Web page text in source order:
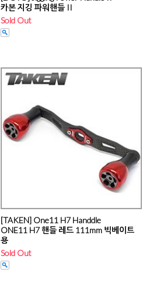
카본지깅 파워핸들 II
Sold Out
[TAKEN] One11 H7 Handdle
ONE11 H7 핸들 레드 111mm 빅베이트
용
Sold Out